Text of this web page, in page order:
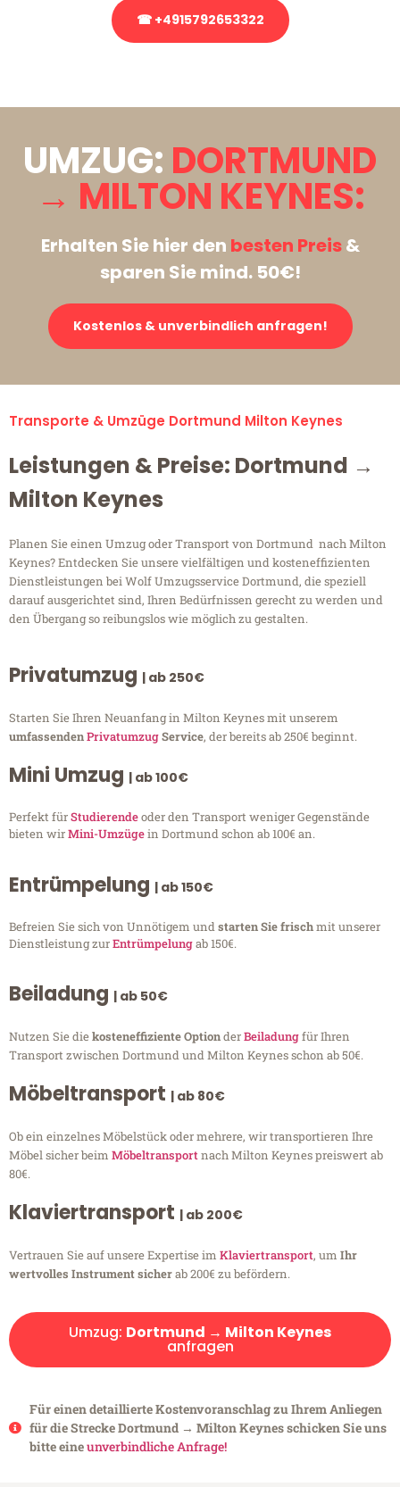
☎ +4915792653322
UMZUG: DORTMUND
→ MILTON KEYNES:
Erhalten Sie hier den besten Preis&
sparen Sie mind. 50€!
Kostenlos & unverbindlich anfragen!
Transporte & Umzüge Dortmund Milton Keynes
Leistungen & Preise: Dortmund →
Milton Keynes
Planen Sie einen Umzug oder Transport von Dortmund nach Milton
Keynes? Entdecken Sie unsere vielfältigen und kosteneffizienten
Dienstleistungen bei Wolf Umzugsservice Dortmund, die speziell
darauf ausgerichtet sind, Ihren Bedürfnissen gerecht zu werden und
den Übergang so reibungslos wie möglich zu gestalten.
Privatumzug | ab 250€
Starten Sie Ihren Neuanfang in Milton Keynes mit unserem
umfassendenPrivatumzugService, der bereits ab 250€ beginnt.
Mini Umzug | ab 100€
Perfekt fürStudierendeoder den Transport weniger Gegenstände
bieten wirMini-Umzügein Dortmund schon ab 100€ an.
Entrümpelung | ab 150€
Befreien Sie sich von Unnötigem undstarten Sie frischmit unserer
Dienstleistung zurEntrümpelungab 150€.
Beiladung | ab 50€
Nutzen Sie diekosteneffiziente OptionderBeiladungfür Ihren
Transport zwischen Dortmund und Milton Keynes schon ab 50€.
Möbeltransport | ab 80€
Ob ein einzelnes Möbelstück oder mehrere, wir transportieren Ihre
Möbel sicher beim Möbeltransportnach Milton Keynes preiswert ab
80€.
Klaviertransport | ab 200€
Vertrauen Sie auf unsere Expertise im Klaviertransport, um Ihr
wertvolles Instrument sicherab 200€ zu befördern.
Umzug: Dortmund → Milton Keynes
anfragen
Für einen detaillierte Kostenvoranschlag zu Ihrem Anliegen
für die Strecke Dortmund → Milton Keynes schicken Sie uns
bitte eineunverbindliche Anfrage!